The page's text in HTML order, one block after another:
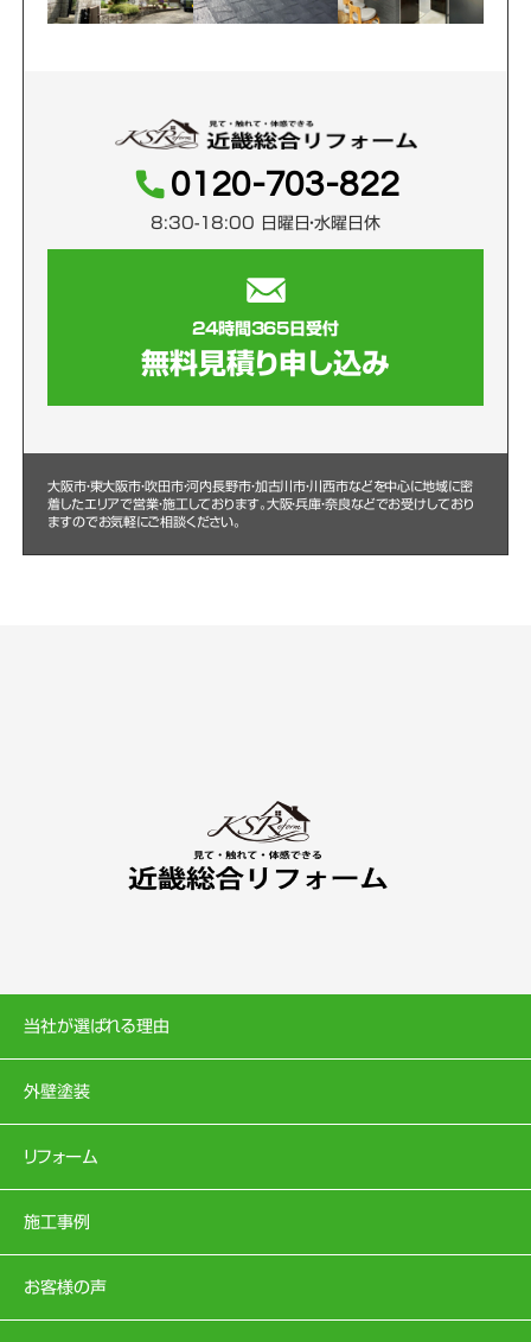
0120-703-822
8:30-18:00 日曜日・水曜日休
24時間365日受付
無料見積り申し込み
大阪市・東大阪市・吹田市・河内長野市・加古川市・川西市などを中心に地域に密
着したエリアで営業・施工しております。大阪・兵庫・奈良などでお受けしており
ますのでお気軽にご相談ください。
当社が選ばれる理由
外壁塗装
リフォーム
施工事例
お客様の声